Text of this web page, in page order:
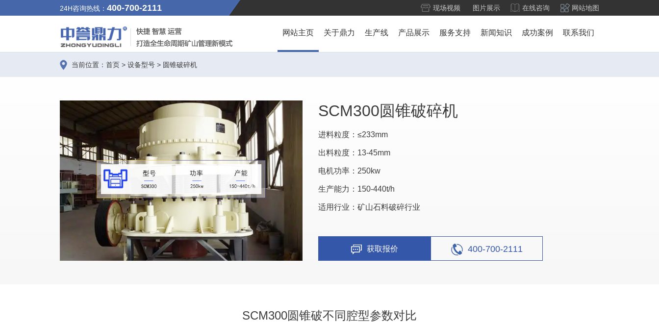
24H咨询热线： 400-700-2111 现场视频 图片展示 在线咨询 网站地图
网站主页 关于鼎力 生产线 产品展示 服务支持 新闻知识 成功案例 联系我们
当前位置： 首页 > 设备型号 > 圆锥破碎机
SCM300圆锥破碎机
进料粒度：≤233mm
出料粒度：13-45mm
电机功率：250kw
生产能力：150-440t/h
适用行业：矿山石料破碎行业
获取报价 400-700-2111
SCM300圆锥破不同腔型参数对比